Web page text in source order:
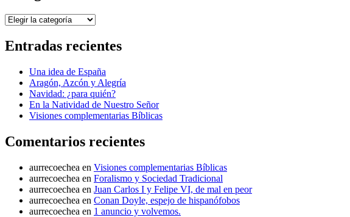
Categorías
Entradas recientes
Una idea de España
Aragón, Azcón y Alegría
Navidad: ¿para quién?
En la Natividad de Nuestro Señor
Visiones complementarias Bíblicas
Comentarios recientes
aurrecoechea en Visiones complementarias Bíblicas
aurrecoechea en Foralismo y Sociedad Tradicional
aurrecoechea en Juan Carlos I y Felipe VI, de mal en peor
aurrecoechea en Conan Doyle, espejo de hispanófobos
aurrecoechea en 1 anuncio y volvemos.